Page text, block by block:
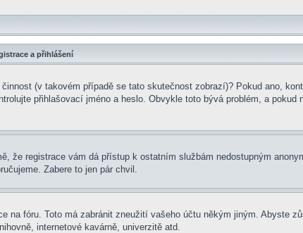
a přihlášení
(v takovém případě se tato skutečnost zobrazí)? Pokud ano,
přihlašovací jméno a heslo. Obvykle toto bývá problém, a pokud
že registrace vám dá přístup k ostatním službám nedostupným
Zabere to jen pár chvil.
na fóru. Toto má zabránit zneužití vašeho účtu někým jiným. Abyste
internetové kavárně, univerzitě atd.